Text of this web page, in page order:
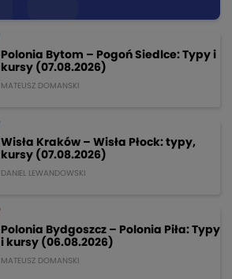
Polonia Bytom – Pogoń Siedlce: Typy i
kursy (07.08.2026)
MATEUSZ DOMANSKI
Wisła Kraków – Wisła Płock: typy,
kursy (07.08.2026)
DANIEL LEWANDOWSKI
Polonia Bydgoszcz – Polonia Piła: Typy
i kursy (06.08.2026)
MATEUSZ DOMANSKI